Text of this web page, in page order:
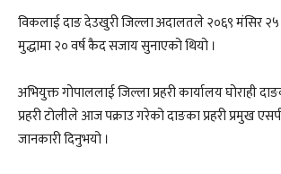
विकलाई दाङ देउखुरी जिल्ला अदालतले २०६९ मंसिर २५
मुद्धामा २० वर्ष कैद सजाय सुनाएको थियो ।
अभियुक्त गोपाललाई जिल्ला प्रहरी कार्यालय घोराही
प्रहरी टोलीले आज पक्राउ गरेको दाङका प्रहरी प्रमुख
जानकारी दिनुभयो ।